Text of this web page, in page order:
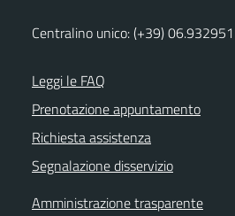
Centralino unico: (+39) 06.932951
Leggi le FAQ
Prenotazione appuntamento
Richiesta assistenza
Segnalazione disservizio
Amministrazione trasparente